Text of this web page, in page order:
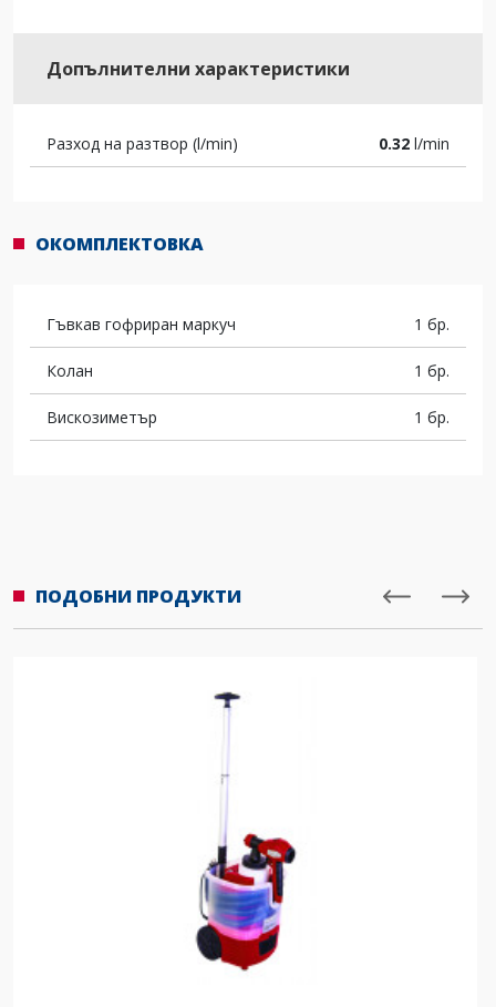
Допълнителни характеристики
Разход на разтвор (l/min) 0.32 l/min
ОКОМПЛЕКТОВКА
Гъвкав гофриран маркуч 1 бр.
Колан 1 бр.
Вискозиметър 1 бр.
ПОДОБНИ ПРОДУКТИ